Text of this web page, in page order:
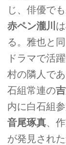
じ、俳優で
赤ペン瀧川
る。雅也と
ドラマで活
村の隣人で
石組常連の
内に白石組
音尾琢真、
が発見され